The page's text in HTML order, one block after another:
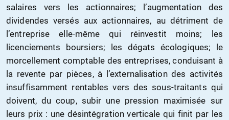
salaires vers les actionnaires; l’augmentation des
dividendes versés aux actionnaires, au détriment de
l’entreprise elle-même qui réinvestit moins; les
licenciements boursiers; les dégats écologiques; le
morcellement comptable des entreprises, conduisant à
la revente par pièces, à l’externalisation des activités
insuffisamment rentables vers des sous-traitants qui
doivent, du coup, subir une pression maximisée sur
leurs prix : une désintégration verticale qui finit par les